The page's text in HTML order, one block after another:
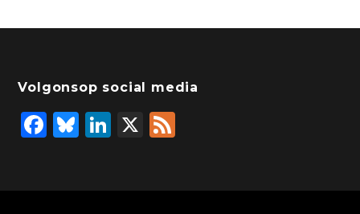
Volgonsop social media
F
Bl
Li
X